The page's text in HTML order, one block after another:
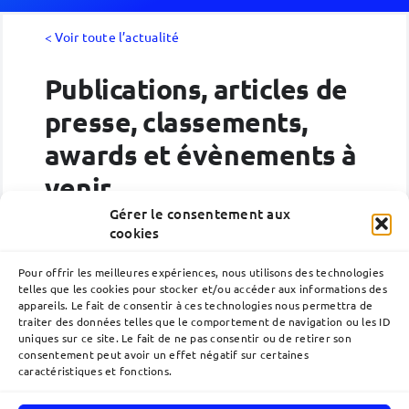
Gérer le consentement aux
cookies
Pour offrir les meilleures expériences, nous utilisons des technologies
telles que les cookies pour stocker et/ou accéder aux informations des
appareils. Le fait de consentir à ces technologies nous permettra de
traiter des données telles que le comportement de navigation ou les ID
uniques sur ce site. Le fait de ne pas consentir ou de retirer son
consentement peut avoir un effet négatif sur certaines
caractéristiques et fonctions.
< Voir toute l’actualité
Publications, articles de
presse, classements,
awards et évènements à
venir